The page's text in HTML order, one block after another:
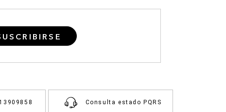
Consulta estado PQRS